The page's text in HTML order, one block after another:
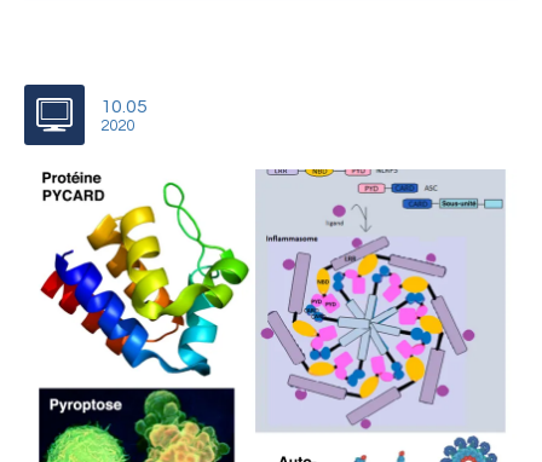
10.05
2020